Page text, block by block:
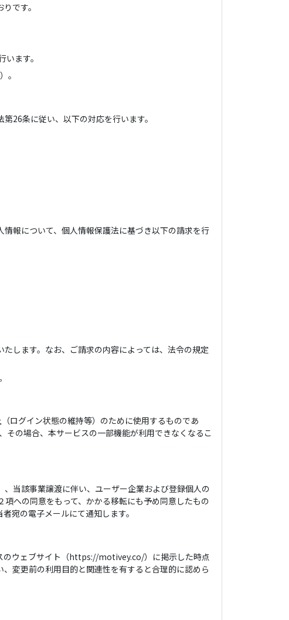
です。
ます。
。
26条に従い、以下の対応を行います。
報について、個人情報保護法に基づき以下の請求を行
します。なお、ご請求の内容によっては、法令の規定
ログイン状態の維持等）のために使用するものであ
の場合、本サービスの一部機能が利用できなくなるこ
当該事業譲渡に伴い、ユーザー企業および登録個人の
への同意をもって、かかる移転にも予め同意したもの
宛の電子メールにて通知します。
のウェブサイト（https://motivey.co/）に掲示した時点
変更前の利用目的と関連性を有すると合理的に認めら